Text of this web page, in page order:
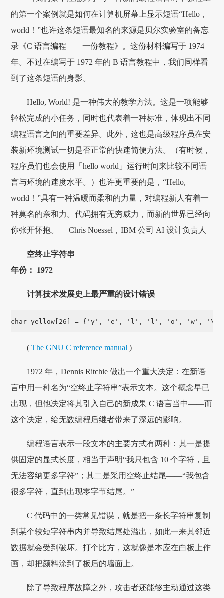
的第一个案例就是如何在计算机屏幕上显示短语“Hello，
world！”也许这条短语最知名的来源是贝尔实验室的备忘
录《C 语言编程——一份教程》。这份材料编写于 1974
年。不过在编写于 1972 年的 B 语言教程中，我们同样看
到了这条短语的身影。
Hello, World! 是一种伟大的教学方法。这是一项能够
轻松完成的小任务，同时也代表着一种标准，体现出不同
编程语言之间的重要差异。此外，这也是高级程序员在安
装新环境测试一切是否正常的快速简便方法。（有时候，
程序员们也会使用「hello world」运行时间来比较不同语
言与环境的速度水平。）也许更重要的是，“Hello,
world！”具有一种温暖而柔和的力量，对编程新人有着一
种莫名的亲和力。代码拥有无穷威力，而新的世界已经向
你张开怀抱。 —Chris Noessel，IBM 公司 AI 设计负责人
空终止字符串
年份： 1972
计算技术发展史上最严重的设计错误
char yellow[26] = {'y', 'e', 'l', 'l', 'o', 'w',
( The GNU C reference manual)
1972 年，Dennis Ritchie 做出一个重大决定：在新语
言中用一种名为“空终止字符串”表示文本。这个概念早已
出现，但他决定将其引入自己的新成果 C 语言当中——而
这个决定，给无数编程后继者带来了深远的影响。
编程语言表示一段文本的主要方式有两种：其一是提
供固定的显式长度，相当于声明“我只包含 10 个字符，且
无法容纳更多字符”；其二是采用空终止结尾——“我包含
很多字符，直到出现零字节结尾。”
C 代码中的一类常见错误，就是把一条长字符串复制
到某个较短字符串内并导致结尾处溢出，如此一来其邻近
数据就会受到破坏。打个比方，这就像是本应在白板上作
画，却把颜料涂到了板后的墙面上。
除了导致程序故障之外，攻击者还能够主动通过这类